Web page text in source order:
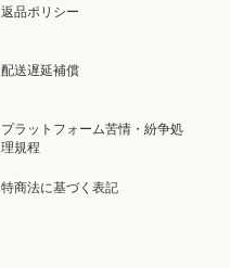
返品ポリシー
配送遅延補償
プラットフォーム苦情・紛争処
理規程
特商法に基づく表記